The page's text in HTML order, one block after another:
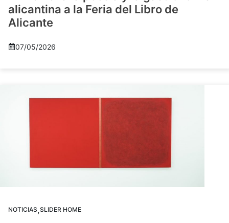
alicantina a la Feria del Libro de
Alicante
07/05/2026
NOTICIAS,SLIDER HOME